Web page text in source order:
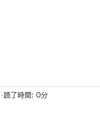
読了時間: 0分